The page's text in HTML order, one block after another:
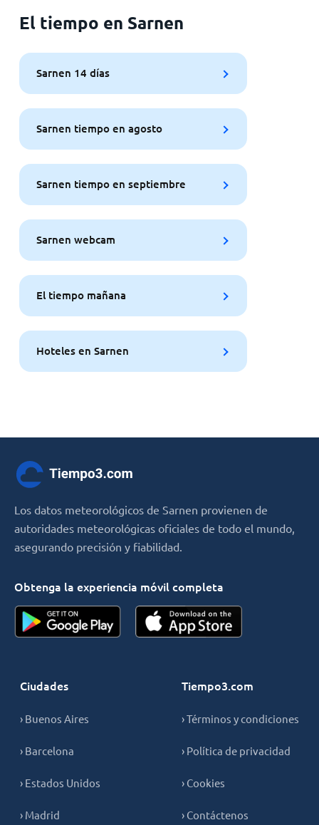
El tiempo en Sarnen
Sarnen 14 días
Sarnen tiempo en agosto
Sarnen tiempo en septiembre
Sarnen webcam
El tiempo mañana
Hoteles en Sarnen
Los datos meteorológicos de Sarnen provienen de
autoridades meteorológicas oficiales de todo el mundo,
asegurando precisión y fiabilidad.
Obtenga la experiencia móvil completa
Ciudades
› Buenos Aires
› Barcelona
› Estados Unidos
› Madrid
Tiempo3.com
› Términos y condiciones
› Política de privacidad
› Cookies
› Contáctenos